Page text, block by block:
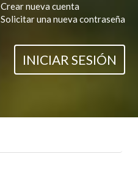
Crear nueva cuenta
Solicitar una nueva contraseña
INICIAR SESIÓN